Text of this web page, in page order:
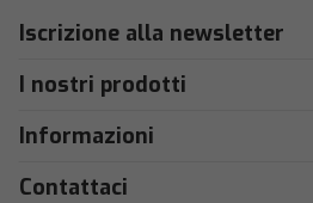
Iscrizione alla newsletter
I nostri prodotti
Informazioni
Contattaci